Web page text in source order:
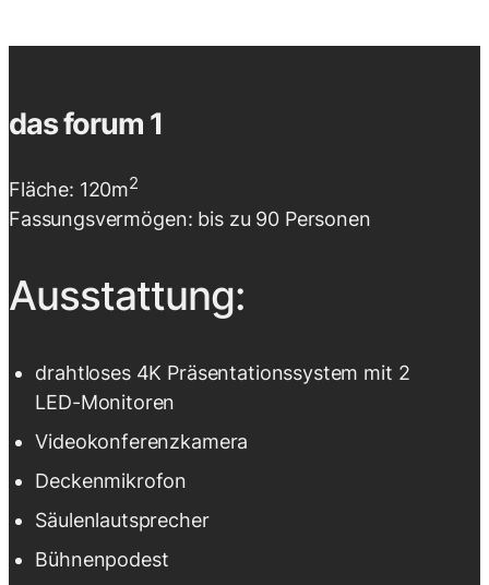
das forum 1
Fläche: 120m2
Fassungsvermögen: bis zu 90 Personen
Ausstattung:
drahtloses 4K Präsentationssystem mit 2
LED-Monitoren
Videokonferenzkamera
Deckenmikrofon
Säulenlautsprecher
Bühnenpodest